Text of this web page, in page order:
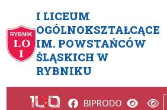
I LICEUM
OGÓLNOKSZTAŁCĄCE
IM. POWSTAŃCÓW
ŚLĄSKICH W
RYBNIKU
Europejski Dzień
Facebook
BIPRODO